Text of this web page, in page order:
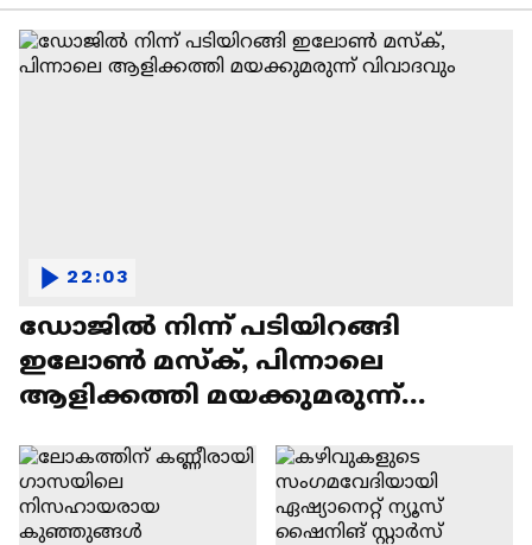
ഡോജിൽ നിന്ന് പടിയിറങ്ങി
ഇലോൺ മസ്ക്, പിന്നാലെ
ആളിക്കത്തി മയക്കുമരുന്ന്
22:03